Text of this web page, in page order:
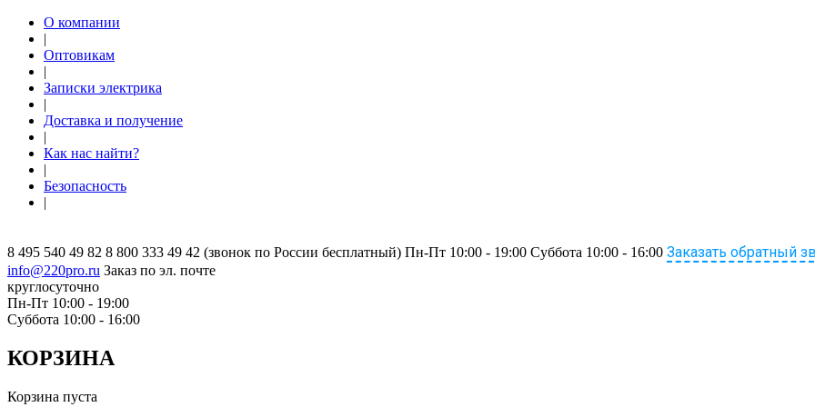
О компании
|
Оптовикам
|
Записки электрика
|
Доставка и получение
|
Как нас найти?
|
Безопасность
|
8 495 540 49 82 8 800 333 49 42 (звонок по России бесплатный) Пн-Пт 10:00 - 19:00 Суббота 10:00 - 16:00 Заказать обратный
info@220pro.ru Заказ по эл. почте
круглосуточно
Пн-Пт 10:00 - 19:00
Суббота 10:00 - 16:00
КОРЗИНА
Корзина пуста